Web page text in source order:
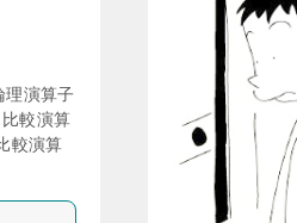
理演算子
較演算
較演算